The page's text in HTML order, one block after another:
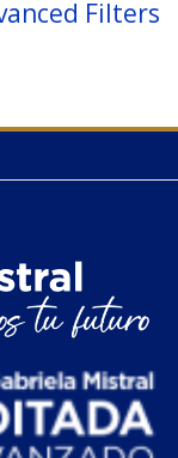
Filters